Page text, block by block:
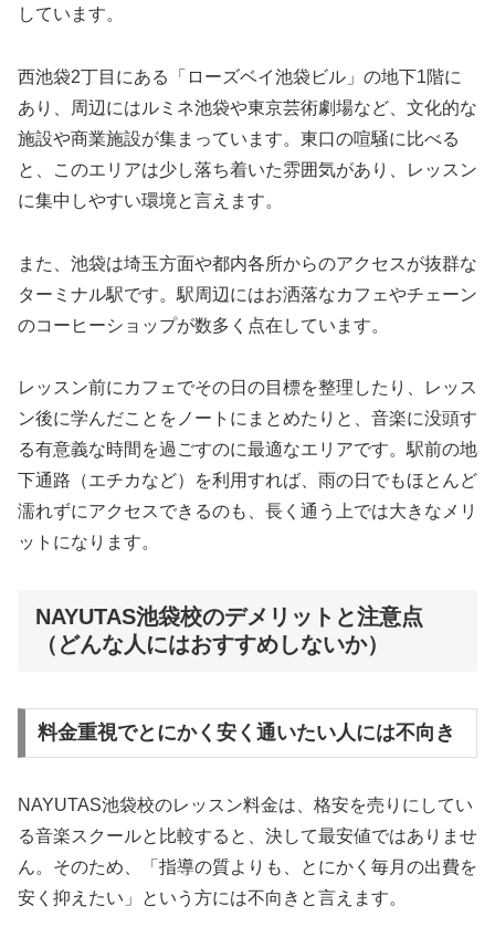
しています。
西池袋2丁目にある「ローズベイ池袋ビル」の地下1階に
あり、周辺にはルミネ池袋や東京芸術劇場など、文化的な
施設や商業施設が集まっています。東口の喧騒に比べる
と、このエリアは少し落ち着いた雰囲気があり、レッスン
に集中しやすい環境と言えます。
また、池袋は埼玉方面や都内各所からのアクセスが抜群な
ターミナル駅です。駅周辺にはお洒落なカフェやチェーン
のコーヒーショップが数多く点在しています。
レッスン前にカフェでその日の目標を整理したり、レッス
ン後に学んだことをノートにまとめたりと、音楽に没頭す
る有意義な時間を過ごすのに最適なエリアです。駅前の地
下通路（エチカなど）を利用すれば、雨の日でもほとんど
濡れずにアクセスできるのも、長く通う上では大きなメリ
ットになります。
NAYUTAS池袋校のデメリットと注意点
（どんな人にはおすすめしないか）
料金重視でとにかく安く通いたい人には不向き
NAYUTAS池袋校のレッスン料金は、格安を売りにしてい
る音楽スクールと比較すると、決して最安値ではありませ
ん。そのため、「指導の質よりも、とにかく毎月の出費を
安く抑えたい」という方には不向きと言えます。